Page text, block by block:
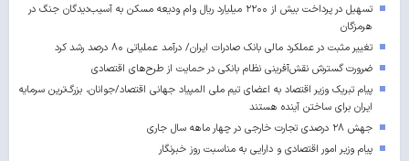
تسهیل در پرداخت بیش از ۲۲۰۰ میلیارد ریال وام ودیعه مسکن به آسیب‌دیدگان جنگ در
هرمزگان
تغییر مثبت در عملکرد مالی بانک صادرات ایران/ درآمد عملیاتی ۸۰ درصد رشد کرد
ضرورت گسترش نقش‌آفرینی نظام بانکی در حمایت از طرح‌های اقتصادی
پیام تبریک وزیر اقتصاد به اعضای تیم ملی المپیاد جهانی اقتصاد/جوانان، بزرگ‌ترین سرمایه
ایران برای ساختن آینده‌ هستند
جهش ۲۸ درصدی تجارت خارجی در چهار ماهه سال جاری
پیام وزیر امور اقتصادی و دارایی به مناسبت روز خبرنگار